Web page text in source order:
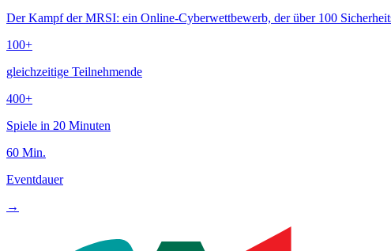
Der Kampf der MRSI: ein Online-Cyberwettbewerb, der über 100
100+
gleichzeitige Teilnehmende
400+
Spiele in 20 Minuten
60 Min.
Eventdauer
→